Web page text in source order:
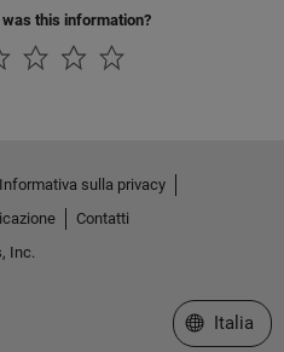
this information?
Informativa sulla privacy
Contatti
Inc.
Seleziona
Italia